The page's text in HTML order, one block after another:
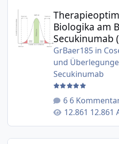
Therapieoptimierung bei
Biologika am
Secukinumab
GrBaer185in
und
Secukinumab
6
12.861